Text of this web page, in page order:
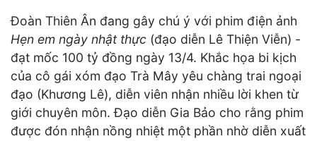
Đoàn Thiên Ân đang gây chú ý với phim điện ảnh
Hẹn em ngày nhật thực (đạo diễn Lê Thiện Viễn) -
đạt mốc 100 tỷ đồng ngày 13/4. Khắc họa bi kịch
của cô gái xóm đạo Trà Mây yêu chàng trai ngoại
đạo (Khương Lê), diễn viên nhận nhiều lời khen từ
giới chuyên môn. Đạo diễn Gia Bảo cho rằng phim
được đón nhận nồng nhiệt một phần nhờ diễn xuất